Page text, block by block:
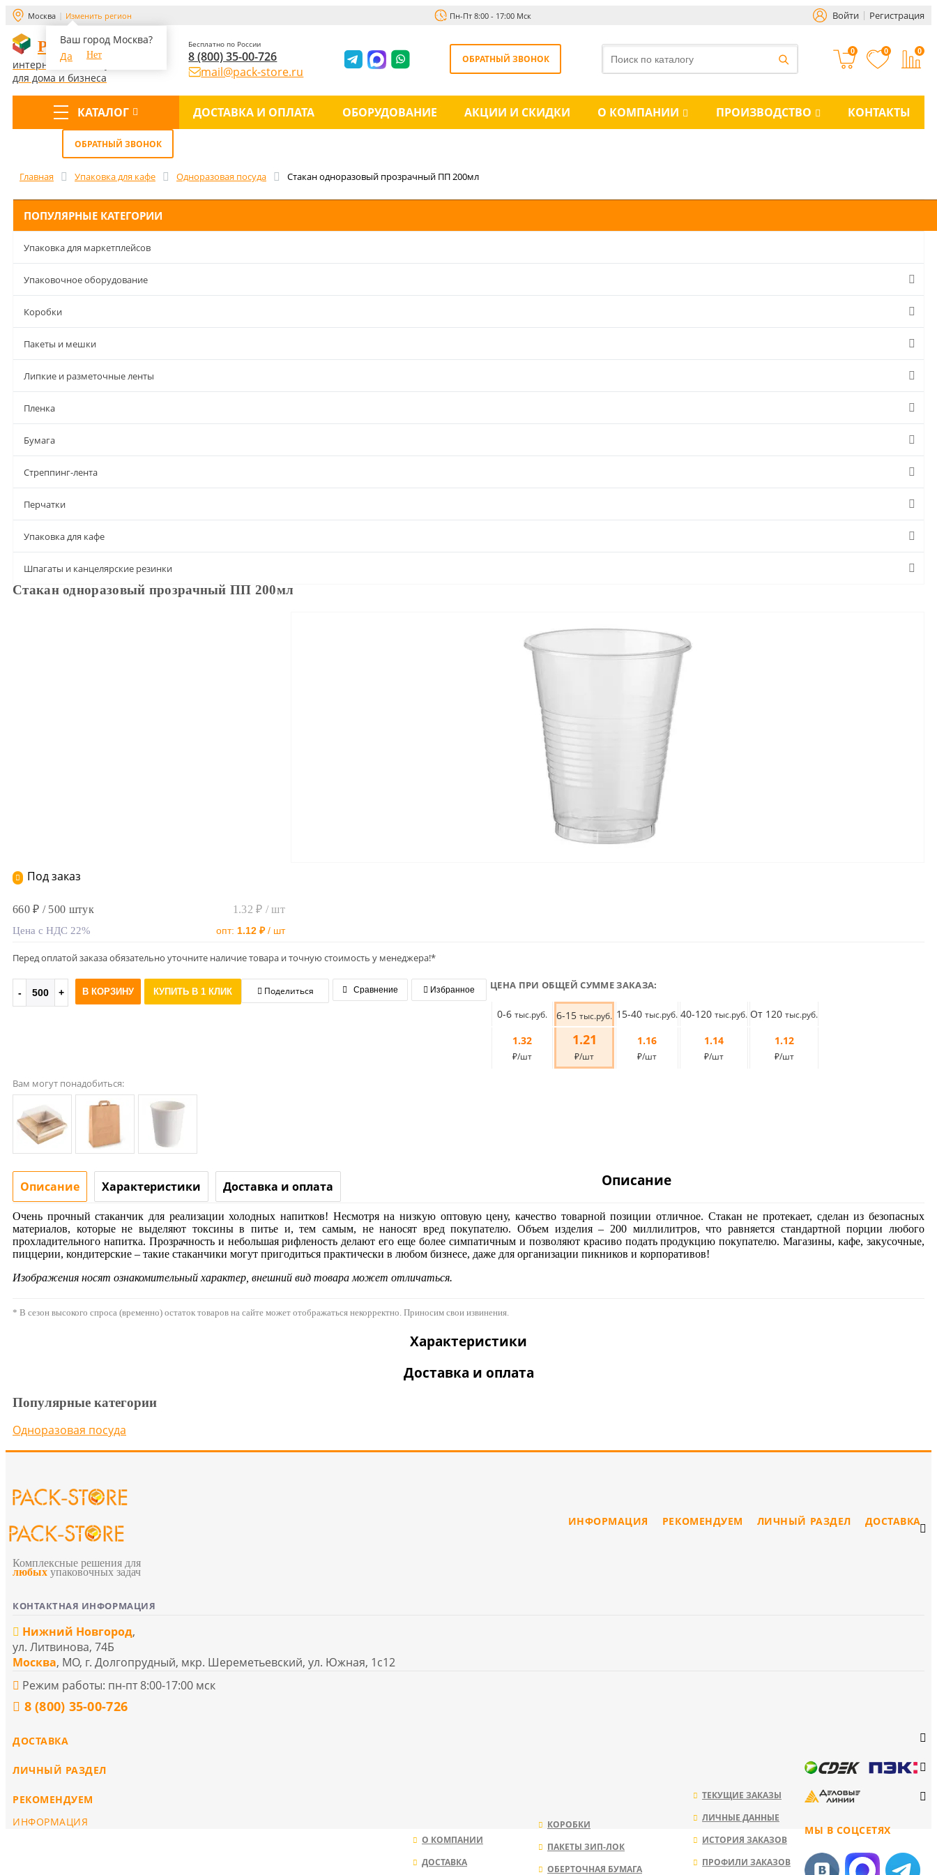
Москва Изменить регион
Ваш город Москва?
Да
Нет
Пн-Пт 8:00 - 17:00 Мск Войти Регистрация
PACK-STORE
интернет-магазин упаковки
для дома и бизнеса
Бесплатно по России
8 (800) 35-00-726
mail@pack-store.ru
ОБРАТНЫЙ ЗВОНОК
0 0 0
КАТАЛОГ ДОСТАВКА И ОПЛАТА ОБОРУДОВАНИЕ АКЦИИ И СКИДКИ О КОМПАНИИ ПРОИЗВОДСТВО КОНТАКТЫ
ОБРАТНЫЙ ЗВОНОК
Главная Упаковка для кафе Одноразовая посуда Стакан одноразовый прозрачный ПП 200мл
ПОПУЛЯРНЫЕ КАТЕГОРИИ
Упаковка для маркетплейсов
Упаковочное оборудование
Коробки
Пакеты и мешки
Липкие и разметочные ленты
Пленка
Бумага
Стреппинг-лента
Перчатки
Упаковка для кафе
Шпагаты и канцелярские резинки
Стакан одноразовый прозрачный ПП 200мл
Под заказ
660 ₽ / 500 штук 1.32 ₽ / шт
Цена с НДС 22% опт: 1.12 ₽/ шт
Перед оплатой заказа обязательно уточните наличие товара и точную стоимость у менеджера!*
В КОРЗИНУ КУПИТЬ В 1 КЛИК Поделиться Сравнение Избранное ЦЕНА ПРИ ОБЩЕЙ СУММЕ ЗАКАЗА:
0-6 тыс.руб. 6-15 тыс.руб. 15-40 тыс.руб. 40-120 тыс.руб. От 120 тыс.руб.
1.32
₽/шт
1.21
₽/шт
1.16
₽/шт
1.14
₽/шт
1.12
₽/шт
Вам могут понадобиться:
Описание Характеристики Доставка и оплата Описание
Очень прочный стаканчик для реализации холодных напитков! Несмотря на низкую оптовую цену, качество товарной позиции отличное. Стакан не протекает, сделан из безопасных
материалов, которые не выделяют токсины в питье и, тем самым, не наносят вред покупателю. Объем изделия – 200 миллилитров, что равняется стандартной порции любого
прохладительного напитка. Прозрачность и небольшая рифленость делают его еще более симпатичным и позволяют красиво подать продукцию покупателю. Магазины, кафе, закусочные,
пиццерии, кондитерские – такие стаканчики могут пригодиться практически в любом бизнесе, даже для организации пикников и корпоративов!
Изображения носят ознакомительный характер, внешний вид товара может отличаться.
* В сезон высокого спроса (временно) остаток товаров на сайте может отображаться некорректно. Приносим свои извинения.
Характеристики
Доставка и оплата
Популярные категории
Одноразовая посуда
ДОСТАВКА
ЛИЧНЫЙ РАЗДЕЛ
РЕКОМЕНДУЕМ
ИНФОРМАЦИЯ
Комплексные решения для
любых упаковочных задач
КОНТАКТНАЯ ИНФОРМАЦИЯ
Нижний Новгород,
ул. Литвинова, 74Б
Москва, МО, г. Долгопрудный, мкр. Шереметьевский, ул. Южная, 1с12
Режим работы: пн-пт 8:00-17:00 мск
8 (800) 35-00-726
ДОСТАВКА
МЫ В СОЦСЕТЯХ
ЛИЧНЫЙ РАЗДЕЛ
ТЕКУЩИЕ ЗАКАЗЫ
ЛИЧНЫЕ ДАННЫЕ
ИСТОРИЯ ЗАКАЗОВ
ПРОФИЛИ ЗАКАЗОВ
РЕКОМЕНДУЕМ
КОРОБКИ
ПАКЕТЫ ЗИП-ЛОК
ОБЕРТОЧНАЯ БУМАГА
ИНФОРМАЦИЯ
О КОМПАНИИ
ДОСТАВКА